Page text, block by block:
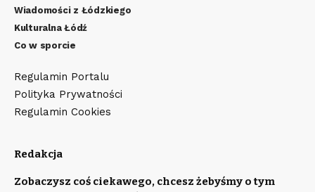
Wiadomości z Łódzkiego
Kulturalna Łódź
Co w sporcie
Regulamin Portalu
Polityka Prywatności
Regulamin Cookies
Redakcja
Zobaczysz coś ciekawego, chcesz żebyśmy o tym